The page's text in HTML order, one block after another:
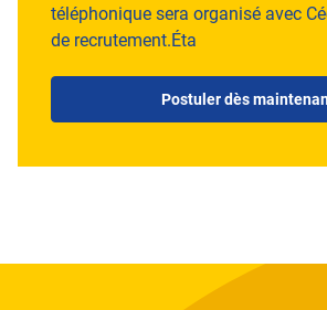
téléphonique sera organisé avec
de recrutement.Éta
Postuler dès